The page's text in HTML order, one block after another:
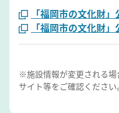
「福岡市の文化財
「福岡市の文化財
※施設情報が変更される
サイト等をご確認ください。